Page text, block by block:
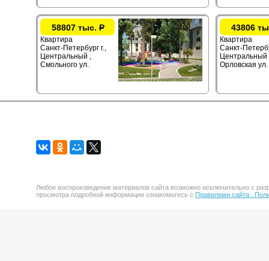
58807 тыс.Р
Квартира
Санкт-Петербург г.,
Центральный ,
Смольного ул.
43806
Квартира
Санкт-
Центральный
Орловская ул.
Любое воспроизведение материалов сайта возможно исключительно с
просмотра подробной информации ознакомьтесь с Правилами сайта .